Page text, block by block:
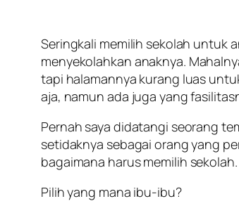
Seringkali memilih sekolah untuk
menyekolahkan anaknya.
tapi halamannya kurang luas
aja, namun ada juga yang
Pernah saya didatangi seorang
setidaknya sebagai orang yang
bagaimana harus memilih sekolah.
Pilih yang mana ibu-ibu?